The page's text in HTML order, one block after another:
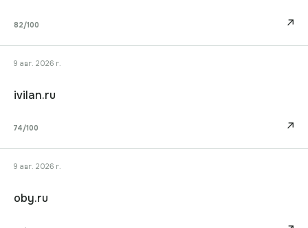
82/100 ↗
9 авг. 2026 г.
ivilan.ru
74/100 ↗
9 авг. 2026 г.
oby.ru